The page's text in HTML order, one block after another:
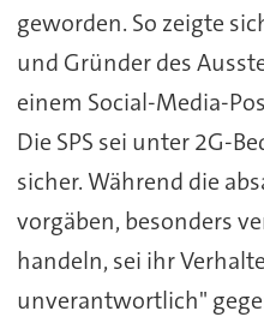
geworden. So zeigte
und Gründer des
einem Social-Media-
Die SPS sei unter 2G-
sicher. Während die
vorgäben, besonders
handeln, sei ihr
unverantwortlich"